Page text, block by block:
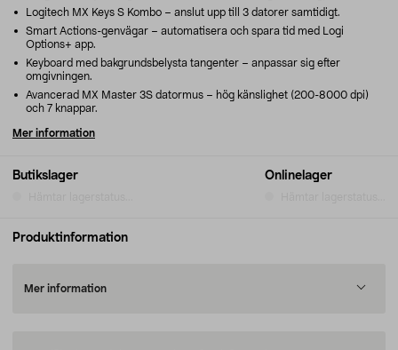
Butikslager Onlinelager
Logitech MX Keys S Kombo – anslut upp till 3 datorer samtidigt.
Smart Actions-genvägar – automatisera och spara tid med Logi
Options+ app.
Keyboard med bakgrundsbelysta tangenter – anpassar sig efter
omgivningen.
Avancerad MX Master 3S datormus – hög känslighet (200-8000 dpi)
och 7 knappar.
Mer information
Produktinformation
Mer information